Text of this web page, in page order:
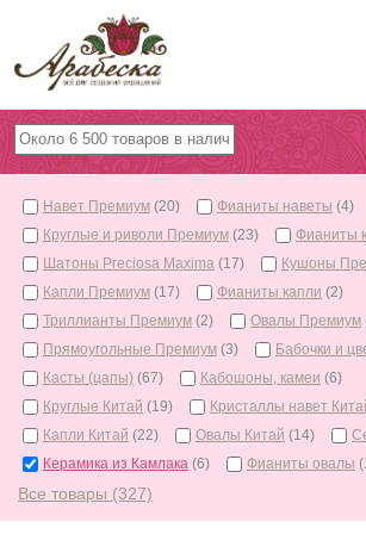
Бусины, подвески, декор
Бисер
Вышивка украшений
Фурнитура
Проволока
Инструменты и материалы
Эпоксидная смола
Шнуры, ленты, нитки
По темам и сезонам
Навет Премиум (20) Фианиты наветы (4)
Круглые и риволи Премиум (23) Фианиты
Шатоны Preciosa Maxima (17) Кушоны
Капли Премиум (17) Фианиты капли (2)
Триллианты Премиум (2) Овалы Премиум
Прямоугольные Премиум (3) Бабочки и
Касты (цапы) (67) Кабошоны, камеи (6)
Круглые Китай (19) Кристаллы навет
Капли Китай (22) Овалы Китай (14)
Керамика из Камлака (6) Фианиты овалы
Все товары (327)